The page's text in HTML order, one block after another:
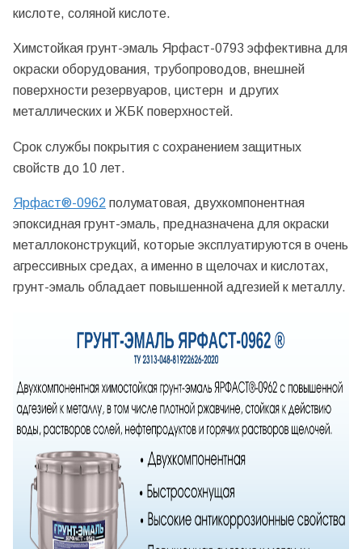
кислоте, соляной кислоте.
Химстойкая грунт-эмаль Ярфаст-0793 эффективна для
окраски оборудования, трубопроводов, внешней
поверхности резервуаров, цистерн и других
металлических и ЖБК поверхностей.
Срок службы покрытия с сохранением защитных
свойств до 10 лет.
Ярфаст®-0962 полуматовая, двухкомпонентная
эпоксидная грунт-эмаль, предназначена для окраски
металлоконструкций, которые эксплуатируются в очень
агрессивных средах, а именно в щелочах и кислотах,
грунт-эмаль обладает повышенной адгезией к металлу.